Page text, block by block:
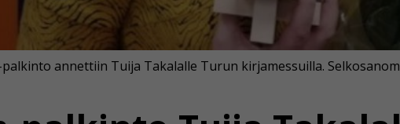
palkinto annettiin Tuija Takalalle Turun kirjamessuilla.